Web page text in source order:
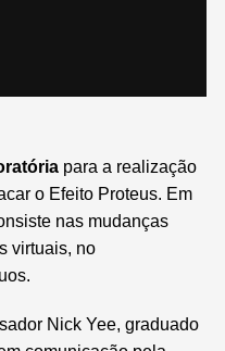
para a realização
o Efeito Proteus. Em
nas mudanças
virtuais, no
Nick Yee, graduado